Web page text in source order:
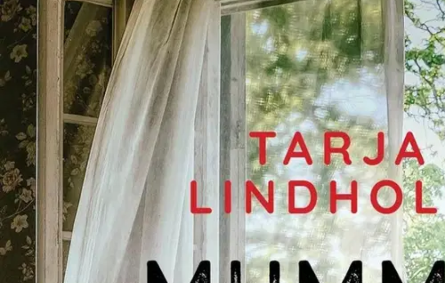
Basam Books
Lindholm, Mummo kumossa ja muita kertomuksia
18,06 €
Asiakasomistajahinta
Hinta ilman S-Etukorttia: 21,25 €
Verkkokaupan hinta
Valitse toimitustapa
Nouto myymälästä
Ei saatavilla
Toimitus
Kotiin tai noutopisteeseen
Ilmainen toimitus yli 100 €:n tilauksille Postin pakettiautomaattiin tai
Etu ei koske Suuri‑lisäpalvelulla toimitettavia tuotteita.
Tarkista myymäläsaatavuus